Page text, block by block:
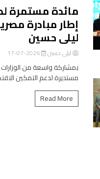
مائدة مستمرة
إطار مبادرة
ليلى حسين
ليلى حسين 2026-07-17
بمشاركة واسعة من
مستديرة لدعم التمكين
Read More